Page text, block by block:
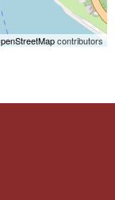
contributors